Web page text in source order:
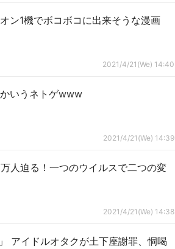
ン1機でボコボコに出来そうな漫画
2021/4/21(We) 14:40
いうネトゲwww
2021/4/21(We) 14:39
人迫る！一つのウイルスで二つの変
2021/4/21(We) 14:38
アイドルオタクが土下座謝罪、恫喝